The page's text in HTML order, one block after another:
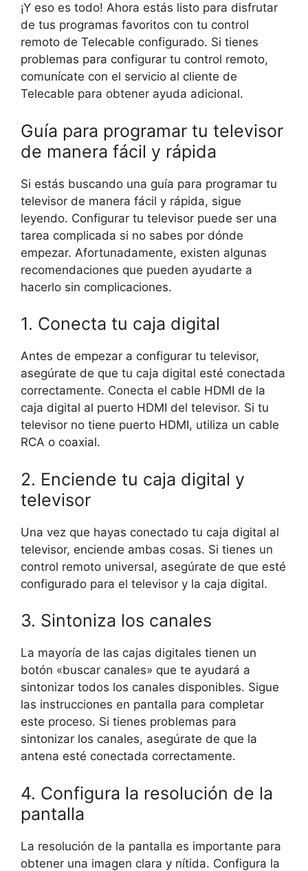
¡Y eso es todo! Ahora estás listo para disfrutar
de tus programas favoritos con tu control
remoto de Telecable configurado. Si tienes
problemas para configurar tu control remoto,
comunícate con el servicio al cliente de
Telecable para obtener ayuda adicional.
Guía para programar tu televisor
de manera fácil y rápida
Si estás buscando una guía para programar tu
televisor de manera fácil y rápida, sigue
leyendo. Configurar tu televisor puede ser una
tarea complicada si no sabes por dónde
empezar. Afortunadamente, existen algunas
recomendaciones que pueden ayudarte a
hacerlo sin complicaciones.
1. Conecta tu caja digital
Antes de empezar a configurar tu televisor,
asegúrate de que tu caja digital esté conectada
correctamente. Conecta el cable HDMI de la
caja digital al puerto HDMI del televisor. Si tu
televisor no tiene puerto HDMI, utiliza un cable
RCA o coaxial.
2. Enciende tu caja digital y
televisor
Una vez que hayas conectado tu caja digital al
televisor, enciende ambas cosas. Si tienes un
control remoto universal, asegúrate de que esté
configurado para el televisor y la caja digital.
3. Sintoniza los canales
La mayoría de las cajas digitales tienen un
botón «buscar canales» que te ayudará a
sintonizar todos los canales disponibles. Sigue
las instrucciones en pantalla para completar
este proceso. Si tienes problemas para
sintonizar los canales, asegúrate de que la
antena esté conectada correctamente.
4. Configura la resolución de la
pantalla
La resolución de la pantalla es importante para
obtener una imagen clara y nítida. Configura la